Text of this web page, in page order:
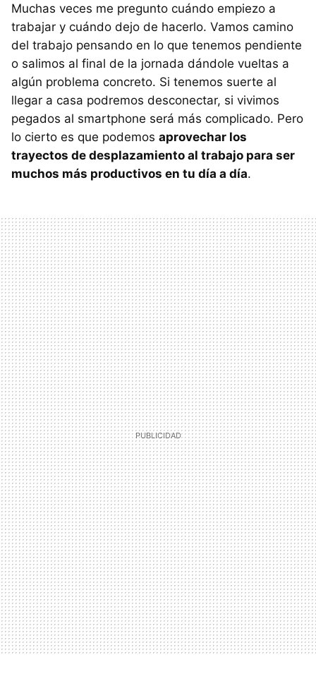
Muchas veces me pregunto cuándo empiezo a
trabajar y cuándo dejo de hacerlo. Vamos camino
del trabajo pensando en lo que tenemos pendiente
o salimos al final de la jornada dándole vueltas a
algún problema concreto. Si tenemos suerte al
llegar a casa podremos desconectar, si vivimos
pegados al smartphone será más complicado. Pero
lo cierto es que podemos aprovechar los
trayectos de desplazamiento al trabajo para ser
muchos más productivos en tu día a día.